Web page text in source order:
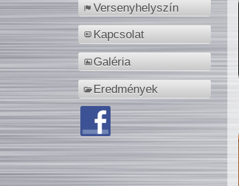
Versenyhelyszín
Kapcsolat
Galéria
Eredmények